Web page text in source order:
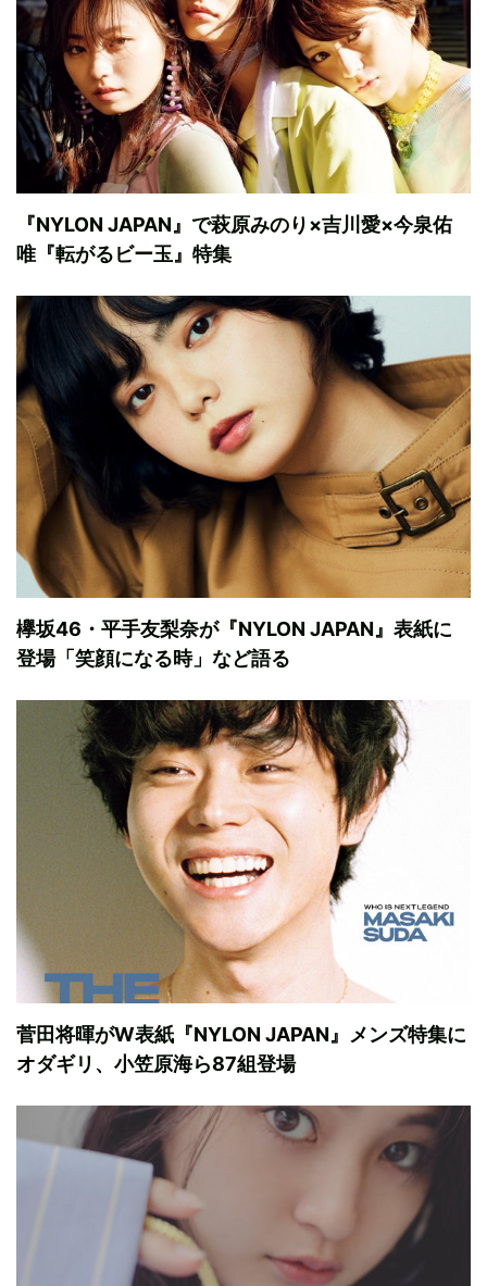
『NYLON JAPAN』で萩原みのり×吉川愛×今泉佑
唯『転がるビー玉』特集
欅坂46・平手友梨奈が『NYLON JAPAN』表紙に
登場「笑顔になる時」など語る
菅田将暉がW表紙『NYLON JAPAN』メンズ特集に
オダギリ、小笠原海ら87組登場